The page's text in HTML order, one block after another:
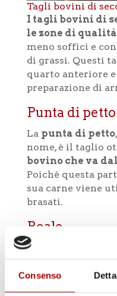
Consenso
Tagli bovini di
I tagli bovini di
le zone di
meno soffici e
di grassi. Questi
quarto anteriore
preparazione di
Punta di petto
La punta di petto
nome, è il taglio
bovino che va
Poiché questa
sua carne viene
brasati.
Reale
Il taglio chiamato
piuttosto magra
muscolare sulle
dell’animale. Si